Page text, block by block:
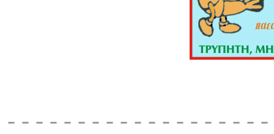
- - - - - - - - - - - - - - - - - -